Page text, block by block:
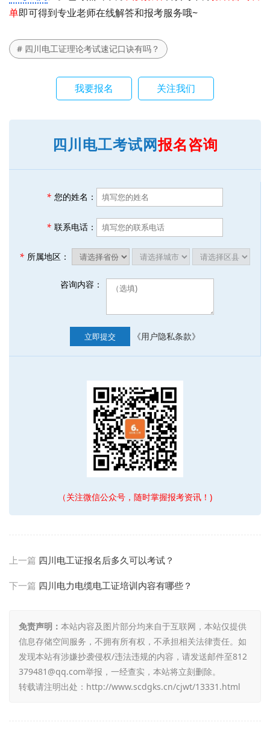
单即可得到专业老师在线解答和报考服务哦~
# 四川电工证理论考试速记口诀有吗？
我要报名 关注我们
四川电工考试网报名咨询
* 您的姓名：
* 联系电话：
* 所属地区：
咨询内容：
立即提交 《用户隐私条款》
（关注微信公众号，随时掌握报考资讯！)
上一篇 四川电工证报名后多久可以考试？
下一篇 四川电力电缆电工证培训内容有哪些？
免责声明： 本站内容及图片部分均来自于互联网，本站仅提供
信息存储空间服务，不拥有所有权，不承担相关法律责任。如
发现本站有涉嫌抄袭侵权/违法违规的内容，请发送邮件至812
379481@qq.com举报，一经查实，本站将立刻删除。
转载请注明出处： http://www.scdgks.cn/cjwt/13331.html